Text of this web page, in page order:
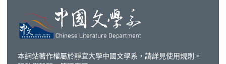
本網站著作權屬於靜宜大學中國文學系，請詳見使用規則 。